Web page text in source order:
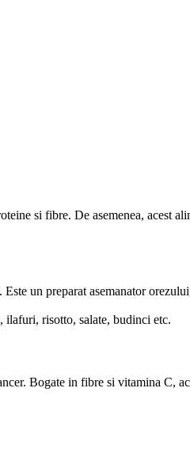
si fibre. De asemenea, acest
un preparat asemanator
ilafuri, risotto, salate, budinci etc.
Bogate in fibre si vitamina C,